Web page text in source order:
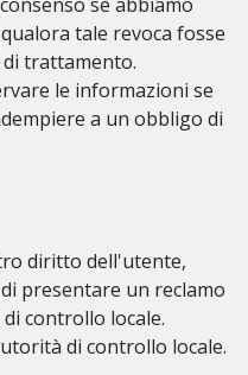
tale revoca fosse
trattamento.
le informazioni se
a un obbligo di
diritto dell'utente,
presentare un reclamo
controllo locale.
di controllo locale.